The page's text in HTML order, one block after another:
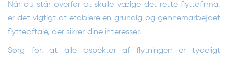
Når du står overfor at skulle vælge det rette flyttefirma,
er det vigtigt at etablere en grundig og gennemarbejdet
flytteaftale, der sikrer dine interesser.
Sørg for, at alle aspekter af flytningen er tydeligt